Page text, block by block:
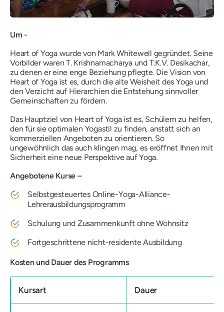
Um -
Heart of Yoga wurde von Mark Whitewell gegründet. Seine
Vorbilder waren T. Krishnamacharya und T.K.V. Desikachar,
zu denen er eine enge Beziehung pflegte. Die Vision von
Heart of Yoga ist es, durch die alte Weisheit des Yoga und
den Verzicht auf Hierarchien die Entstehung sinnvoller
Gemeinschaften zu fördern.
Das Hauptziel von Heart of Yoga ist es, Schülern zu helfen,
den für sie optimalen Yogastil zu finden, anstatt sich an
kommerziellen Angeboten zu orientieren. So
ungewöhnlich das auch klingen mag, es eröffnet Ihnen mit
Sicherheit eine neue Perspektive auf Yoga.
Angebotene Kurse –
Selbstgesteuertes Online-Yoga-Alliance-
Lehrerausbildungsprogramm
Schulung und Zusammenkunft ohne Wohnsitz
Fortgeschrittene nicht-residente Ausbildung
Kosten und Dauer des Programms
Kursart Dauer